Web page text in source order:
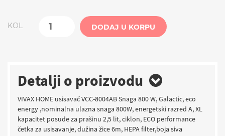
KOL DODAJ U KORPU
Detalji o proizvodu
VIVAX HOME usisavač VCC-8004AB Snaga 800 W, Galactic, eco
energy ,nominalna ulazna snaga 800W, energetski razred A, XL
kapacitet posude za prašinu 2,5 lit, ciklon, ECO performance
četka za usisavanje, dužina žice 6m, HEPA filter,boja siva